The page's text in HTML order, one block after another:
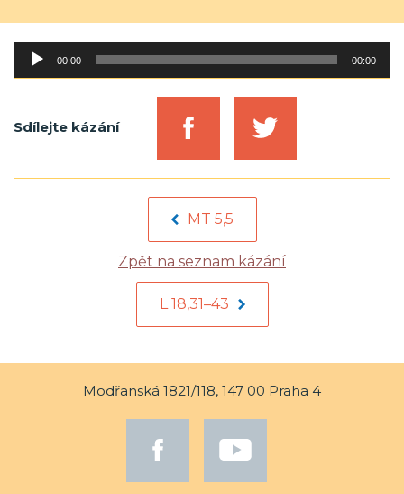
Audio
00:00 00:00
Sdílejte kázání
MT 5,5
Zpět na seznam kázání
L 18,31–43
Modřanská 1821/118, 147 00 Praha 4